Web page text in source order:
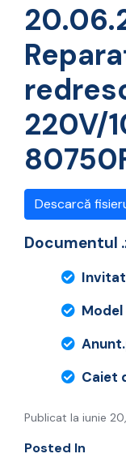
220V/
Descarcă
Documentul
Caiet
Publicat la iunie
Posted In